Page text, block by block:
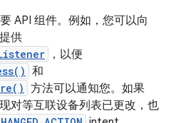
API 组件。例如，您可以向
供
，以便
和
方法可以通知您。如果
对等互联设备列表已更改，也